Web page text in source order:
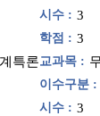
특론
시수 : 3
학점 : 3
교과목 :
이수구분 :
시수 : 3